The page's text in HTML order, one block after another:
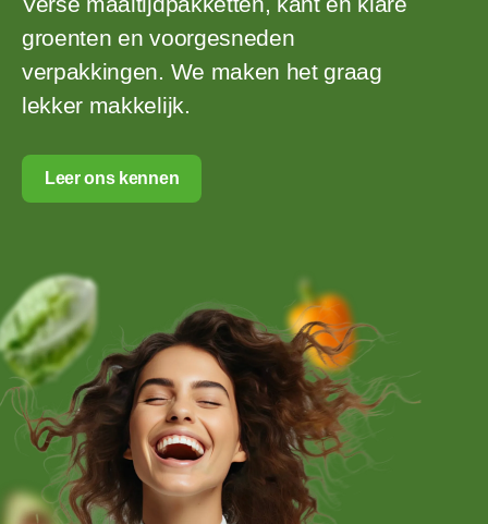
groenten en voorgesneden
verpakkingen. We maken het graag
lekker makkelijk.
Leer ons kennen